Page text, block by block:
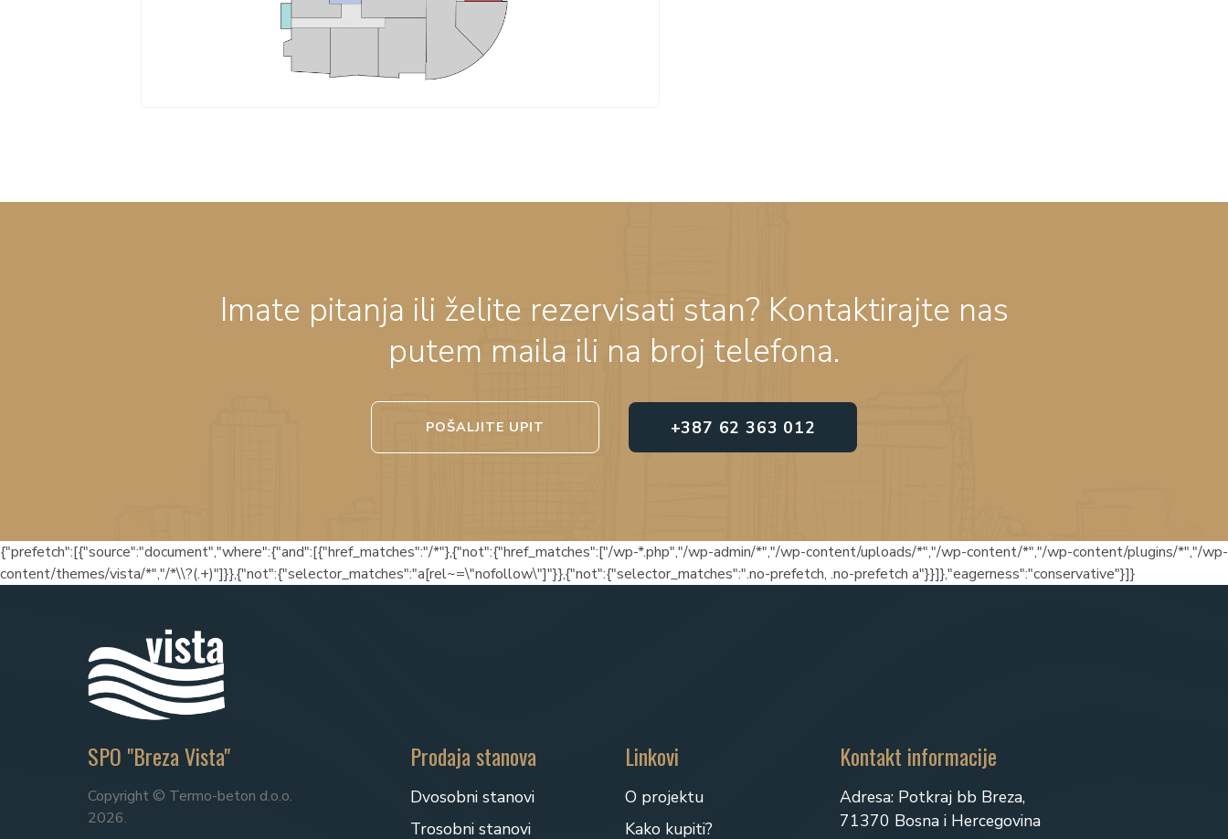
Imate pitanja ili želite rezervisati stan? Kontaktirajte nas
putem maila ili na broj telefona.
POŠALJITE UPIT +387 62 363 012
{"prefetch":[{"source":"document","where":{"and":[{"href_matches":"/*"},{"not":{"href_matches":["/wp-*.php","/wp-admin/*","/wp-content/uploads/*","/wp-content/*","/wp-content/plugins/*","/wp-
content/themes/vista/*","/*\\?(.+)"]}},{"not":{"selector_matches":"a[rel~=\"nofollow\"]"}},{"not":{"selector_matches":".no-prefetch, .no-prefetch a"}}]},"eagerness":"conservative"}]}
SPO "Breza Vista"
Copyright © Termo-beton d.o.o.
2026.
Prodaja stanova
Dvosobni stanovi
Trosobni stanovi
Linkovi
O projektu
Kako kupiti?
Kontakt informacije
Adresa: Potkraj bb Breza,
71370 Bosna i Hercegovina